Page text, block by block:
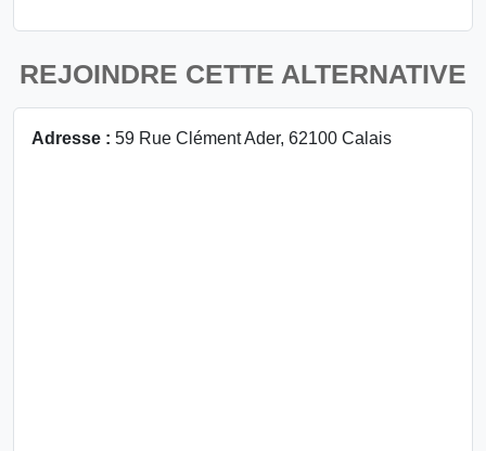
REJOINDRE CETTE ALTERNATIVE
Adresse : 59 Rue Clément Ader, 62100 Calais